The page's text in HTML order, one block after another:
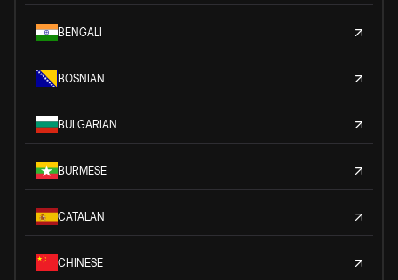
BENGALI
BOSNIAN
BULGARIAN
BURMESE
CATALAN
CHINESE